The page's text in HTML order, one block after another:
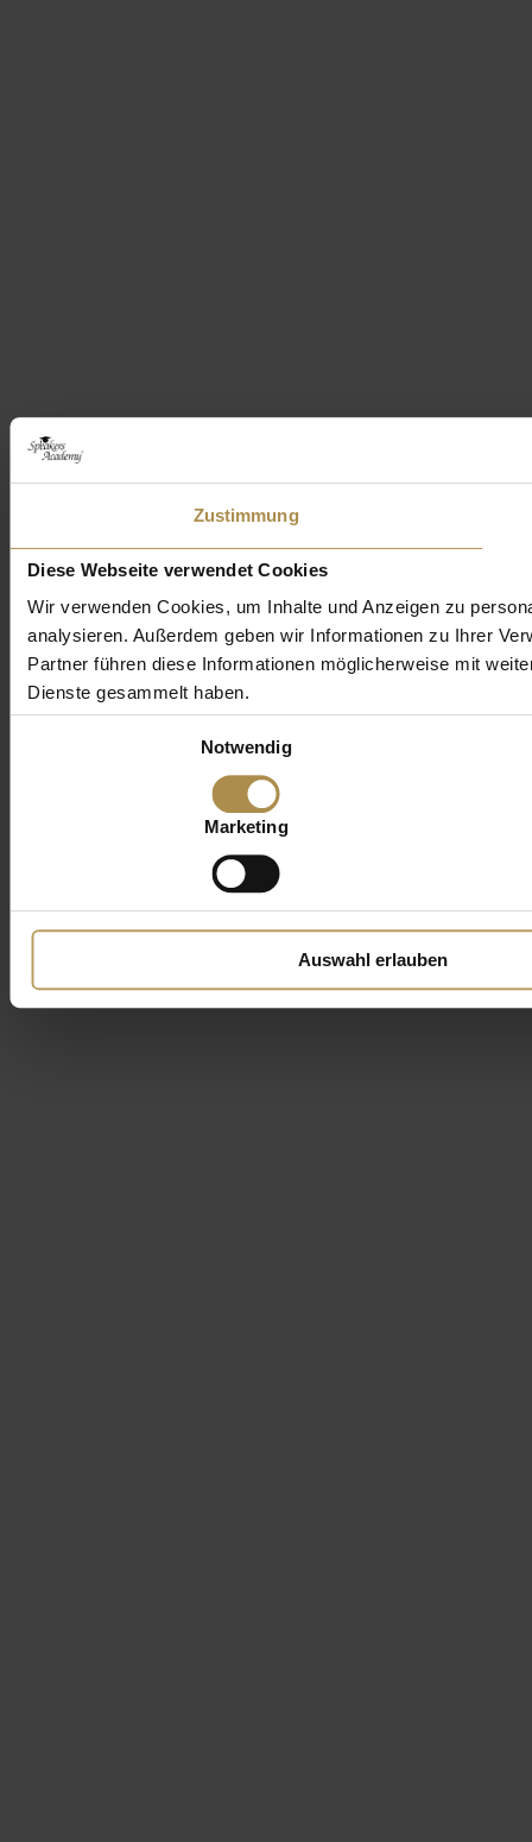
Zustimmung
Diese Webseite verwendet Cookies
Wir verwenden Cookies, um Inhalte und Anzeigen zu
analysieren. Außerdem geben wir Informationen zu Ihrer
Partner führen diese Informationen möglicherweise mit
Dienste gesammelt haben.
Notwendig
Marketing
Auswahl erlauben